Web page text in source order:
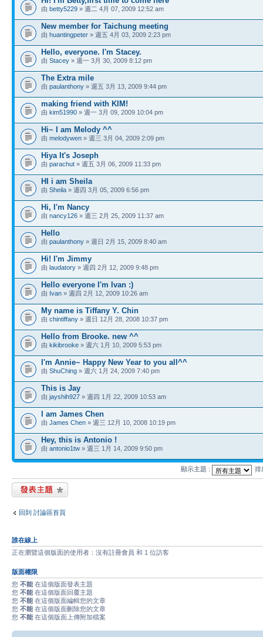
由 betty5229 » 週二 4月 07, 2009 12:52 am
New member for Taichung meeting
由 huantingpeter » 週五 4月 03, 2009 2:23 pm
Hello, everyone. I'm Stacey.
由 Stacey » 週一 3月 30, 2009 8:12 pm
The Extra mile
由 paulanthony » 週五 3月 13, 2009 9:44 pm
making friend with KIM!
由 kim51990 » 週一 3月 09, 2009 10:04 pm
Hi~ I am Melody ^^
由 melodywen » 週三 3月 04, 2009 2:09 pm
Hiya It's Joseph
由 parachut » 週五 3月 06, 2009 11:33 pm
HI i am Sheila
由 Sheila » 週四 3月 05, 2009 6:56 pm
Hi, I'm Nancy
由 nancy126 » 週三 2月 25, 2009 11:37 am
Hello
由 paulanthony » 週日 2月 15, 2009 8:40 am
Hi! I'm Jimmy
由 laudatory » 週四 2月 12, 2009 9:48 pm
Hello everyone I'm Ivan :)
由 Ivan » 週四 2月 12, 2009 10:26 am
My name is Tiffany Y. Chin
由 chintiffany » 週日 12月 28, 2008 10:37 pm
Hello from Brooke. new ^^
由 kikibrooke » 週六 1月 10, 2009 5:53 pm
I'm Annie~ Happy New Year to you all^^
由 ShuChing » 週六 1月 24, 2009 7:40 pm
This is Jay
由 jayshih927 » 週四 1月 22, 2009 10:53 am
I am James Chen
由 James Chen » 週三 12月 10, 2008 10:19 pm
Hey, this is Antonio !
由 antonio1tw » 週三 1月 14, 2009 9:50 pm
顯示主題 : 排
發表新主題
回到 討論區首頁
誰在線上
正在瀏覽這個版面的使用者：沒有註冊會員 和 1 位訪客
版面權限
您 不能 在這個版面發表主題
您 不能 在這個版面回覆主題
您 不能 在這個版面編輯您的文章
您 不能 在這個版面刪除您的文章
您 不能 在這個版面上傳附加檔案